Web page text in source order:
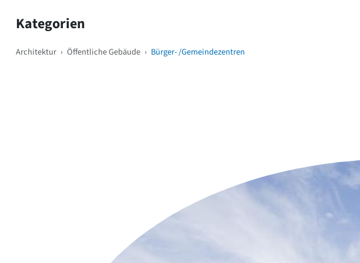
Kategorien
Architektur › Öffentliche Gebäude › Bürger- /Gemeindezentren